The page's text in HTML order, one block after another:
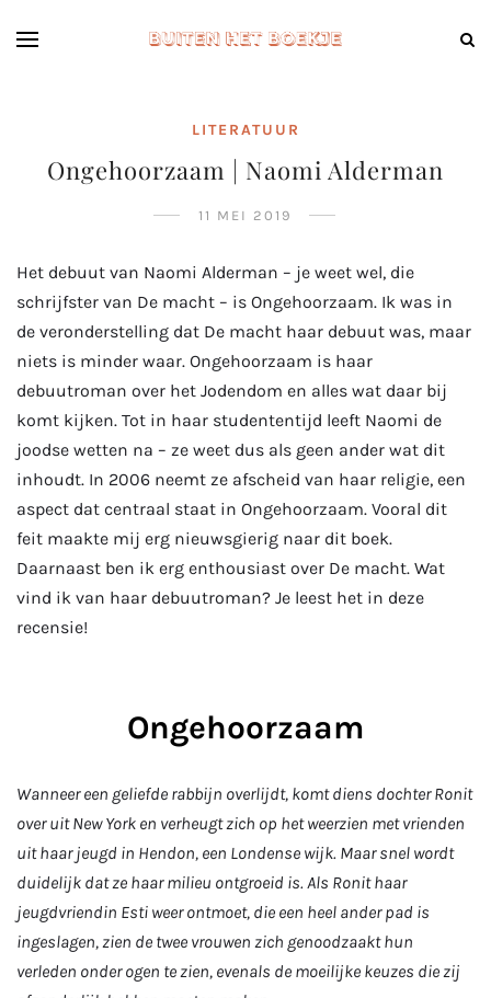
LITERATUUR
Ongehoorzaam | Naomi Alderman
11 MEI 2019
Het debuut van Naomi Alderman – je weet wel, die
schrijfster van De macht – is Ongehoorzaam. Ik was in
de veronderstelling dat De macht haar debuut was, maar
niets is minder waar. Ongehoorzaam is haar
debuutroman over het Jodendom en alles wat daar bij
komt kijken. Tot in haar studententijd leeft Naomi de
joodse wetten na – ze weet dus als geen ander wat dit
inhoudt. In 2006 neemt ze afscheid van haar religie, een
aspect dat centraal staat in Ongehoorzaam. Vooral dit
feit maakte mij erg nieuwsgierig naar dit boek.
Daarnaast ben ik erg enthousiast over De macht. Wat
vind ik van haar debuutroman? Je leest het in deze
recensie!
Ongehoorzaam
Wanneer een geliefde rabbijn overlijdt, komt diens dochter Ronit
over uit New York en verheugt zich op het weerzien met vrienden
uit haar jeugd in Hendon, een Londense wijk. Maar snel wordt
duidelijk dat ze haar milieu ontgroeid is. Als Ronit haar
jeugdvriendin Esti weer ontmoet, die een heel ander pad is
ingeslagen, zien de twee vrouwen zich genoodzaakt hun
verleden onder ogen te zien, evenals de moeilijke keuzes die zij